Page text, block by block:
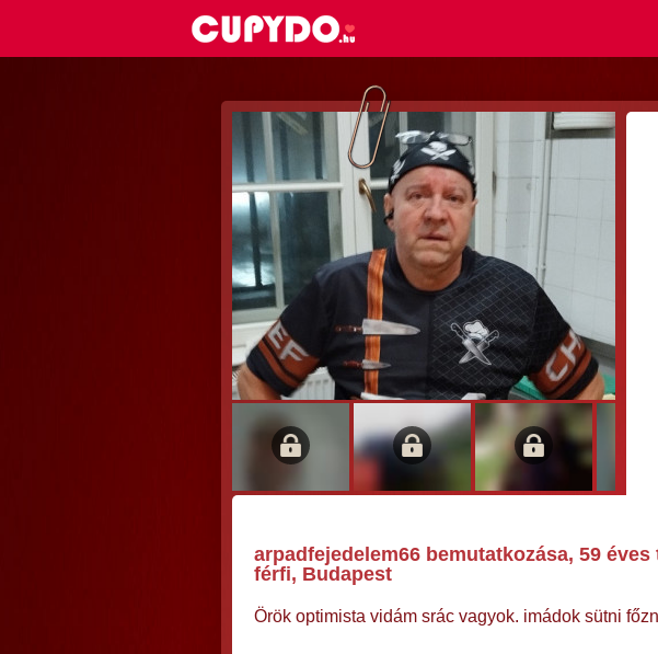
arpadfejedelem66 bemutatkozása, 59
férfi, Budapest
Örök optimista vidám srác vagyok. imádok sütni